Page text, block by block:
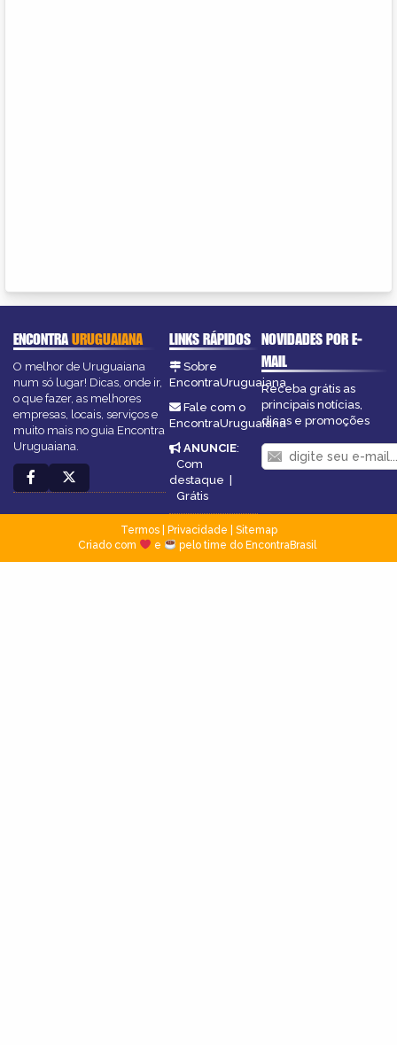
ENCONTRAURUGUAIANA
O melhor de Uruguaiana
num só lugar! Dicas, onde ir,
o que fazer, as melhores
empresas, locais, serviços e
muito mais no guia Encontra
Uruguaiana.
LINKS RÁPIDOS
Sobre
EncontraUruguaiana
Fale com o
EncontraUruguaiana
ANUNCIE:
Com
destaque
Grátis
NOVIDADES POR E-
MAIL
Receba grátis as
principais notícias,
dicas e promoções
Termos| Privacidade
Sitemap
Criado com
e pelo time do EncontraBrasil